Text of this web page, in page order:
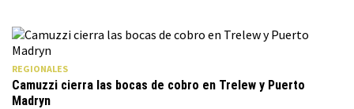
REGIONALES
Camuzzi cierra las bocas de cobro en Trelew y Puerto
Madryn